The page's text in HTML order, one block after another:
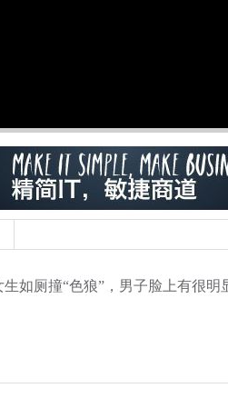
如厕撞“色狼”，男子脸上有很明